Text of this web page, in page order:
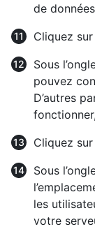
de
Cliquez sur
Sous
pouvez
D’autres
Cliquez sur
Sous
les
votre